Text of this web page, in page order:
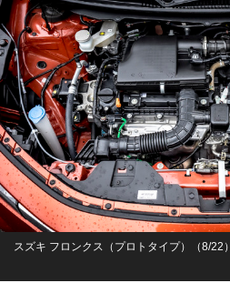
スズキ フロンクス（プロトタイプ）（8/22）